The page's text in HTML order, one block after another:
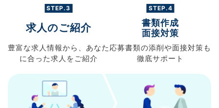
STEP.3
求人のご紹介
豊富な求人情報から、 あなた
に合った求人を ご紹介
STEP.4
書類作成
面接対策
応募書類の添削や面接対策も
徹底サポート